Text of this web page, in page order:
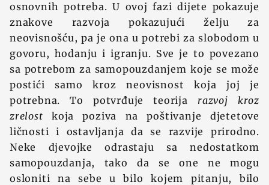
osnovnih potreba. U ovoj fazi dijete pokazuje
znakove razvoja pokazujući želju za
neovisnošću, pa je ona u potrebi za slobodom u
govoru, hodanju i igranju. Sve je to povezano
sa potrebom za samopouzdanjem koje se može
postići samo kroz neovisnost koja joj je
potrebna. To potvrđuje teorija razvoj kroz
zrelost koja poziva na poštivanje djetetove
ličnosti i ostavljanja da se razvije prirodno.
Neke djevojke odrastaju sa nedostatkom
samopouzdanja, tako da se one ne mogu
osloniti na sebe u bilo kojem pitanju, bilo